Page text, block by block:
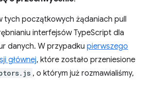
tych początkowych żądaniach pull
interfejsów TypeScript dla
danych. W przypadku pierwszego
głównej, które zostało przeniesione
, o którym już rozmawialiśmy,